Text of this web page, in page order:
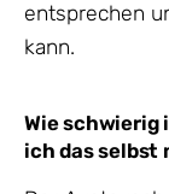
entsprechen
kann.
Wie schwierig
ich das selbst